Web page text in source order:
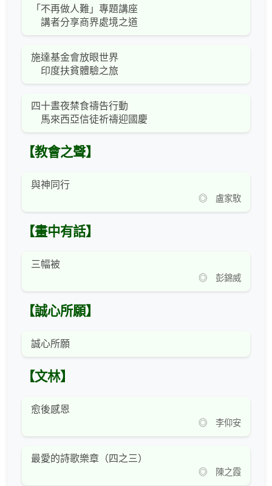
「不再做人難」專題講座
講者分享商界處境之道
施達基金會放眼世界
印度扶貧體驗之旅
四十晝夜禁食禱告行動
馬來西亞信徒祈禱迎國慶
【教會之聲】
與神同行
◎ 盧家駇
【畫中有話】
三幅被
◎ 彭錦威
【誠心所願】
誠心所願
【文林】
愈後感恩
◎ 李仰安
最愛的詩歌樂章（四之三）
◎ 陳之霞